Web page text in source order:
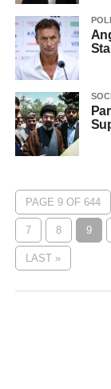
PAGE 9 OF 644
7 8 9
LAST »